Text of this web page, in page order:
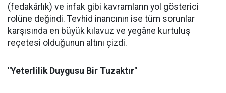
(fedakârlık) ve infak gibi kavramların yol gösterici
rolüne değindi. Tevhid inancının ise tüm sorunlar
karşısında en büyük kılavuz ve yegâne kurtuluş
reçetesi olduğunun altını çizdi.
"Yeterlilik Duygusu Bir Tuzaktır"